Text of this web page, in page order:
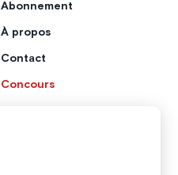
Abonnement
À propos
Contact
Concours